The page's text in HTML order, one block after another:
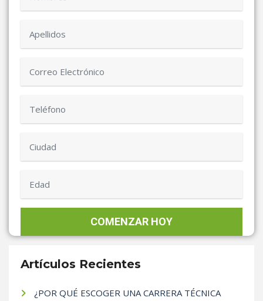
Artículos Recientes
¿POR QUÉ ESCOGER UNA CARRERA TÉCNICA